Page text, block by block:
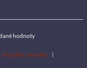
hodnoty
Händler werden